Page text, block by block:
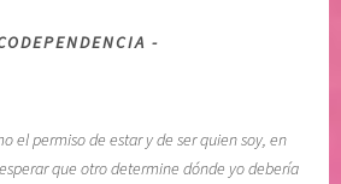
el permiso de estar y de ser quien soy, en
que otro determine dónde yo debería